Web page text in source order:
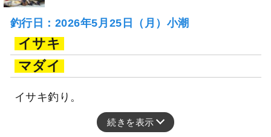
釣行日：2026年5月25日（月）小潮
イサキ
マダイ
イサキ釣り。
続きを表示